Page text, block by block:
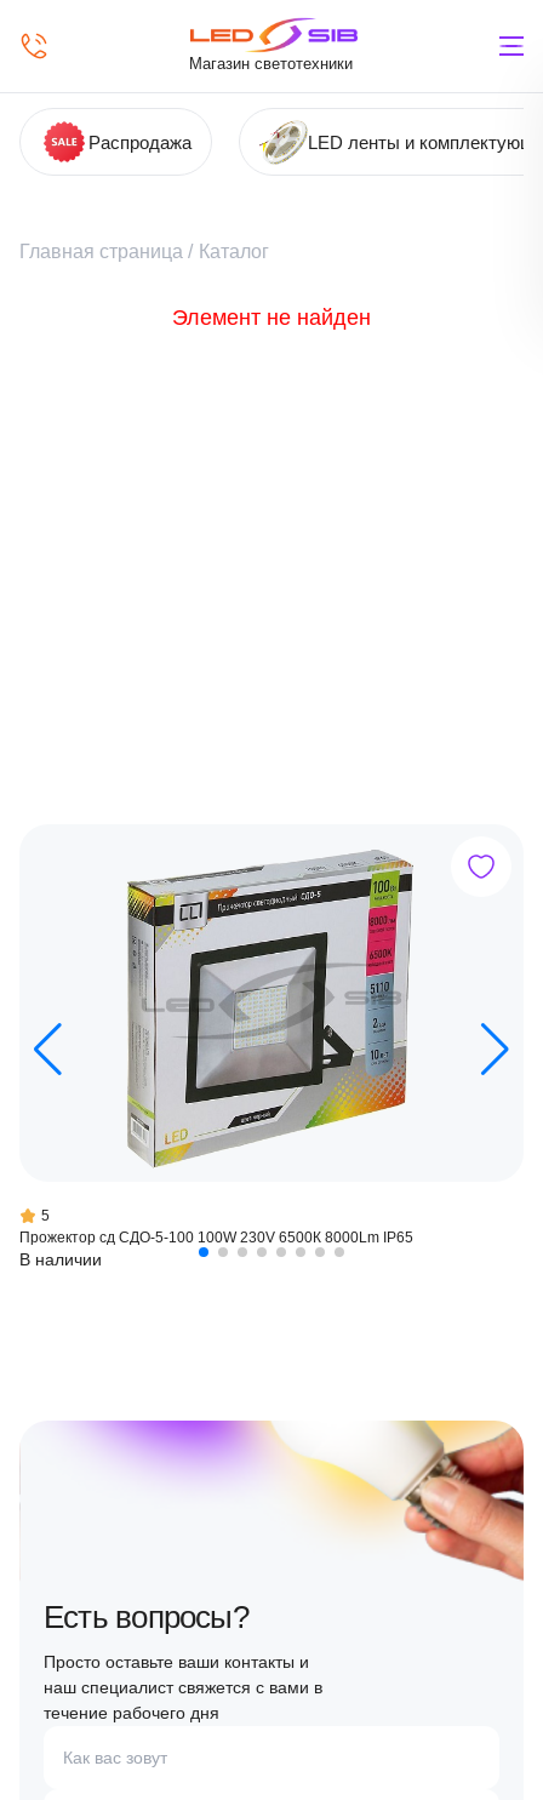
Магазин светотехники
Распродажа LED ленты и
Главная страница / Каталог
Элемент не найден
5
Прожектор сд СДО-5-100 100W 230V 6500К 8000Lm IP65
В наличии
Есть вопросы?
Просто оставьте ваши контакты и
наш специалист свяжется с вами в
течение рабочего дня
Как вас зовут